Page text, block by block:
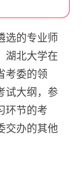
的专业师
湖北大学在
考委的领
试大纲，参
环节的考
交办的其他